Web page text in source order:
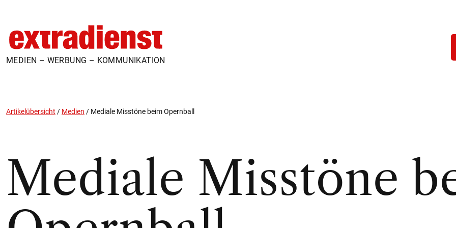
MEDIEN – WERBUNG – KOMMUNIKATION
Artikelübersicht / Medien / Mediale Misstöne beim Opernball
Mediale Misstöne